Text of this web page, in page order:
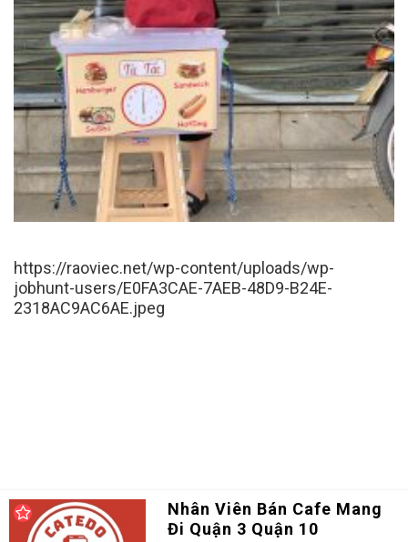
https://raoviec.net/wp-content/uploads/wp-
jobhunt-users/E0FA3CAE-7AEB-48D9-B24E-
2318AC9AC6AE.jpeg
Nhân Viên Bán Cafe Mang
Đi Quận 3 Quận 10